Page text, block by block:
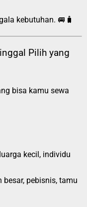
kebutuhan. 🚐🧳
Pilih yang
bisa kamu sewa
kecil, individu
besar, pebisnis, tamu